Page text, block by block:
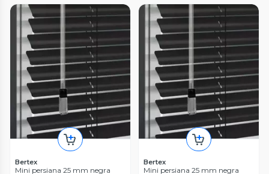
Bertex
Mini persiana 25 mm negra
Bertex
Mini persiana 25 mm negra